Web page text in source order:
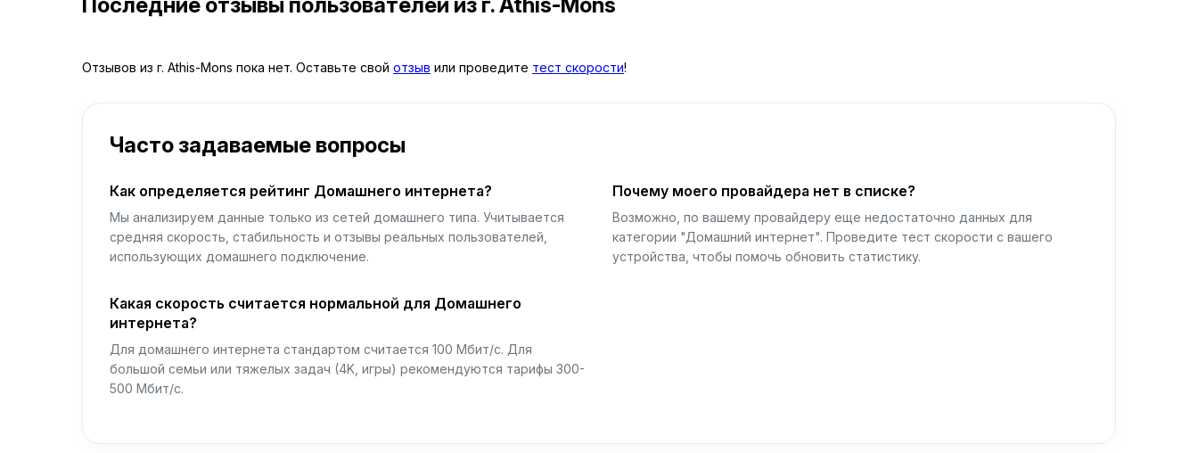
Отзывов из г. Athis-Mons пока нет. Оставьте свой отзыв или проведите тест скорости!
Часто задаваемые вопросы
Как определяется рейтинг Домашнего интернета?
Мы анализируем данные только из сетей домашнего типа. Учитывается
средняя скорость, стабильность и отзывы реальных пользователей,
использующих домашнего подключение.
Почему моего провайдера нет в списке?
Возможно, по вашему провайдеру еще недостаточно данных для
категории "Домашний интернет". Проведите тест скорости с вашего
устройства, чтобы помочь обновить статистику.
Какая скорость считается нормальной для Домашнего
интернета?
Для домашнего интернета стандартом считается 100 Мбит/с. Для
большой семьи или тяжелых задач (4K, игры) рекомендуются тарифы 300-
500 Мбит/с.